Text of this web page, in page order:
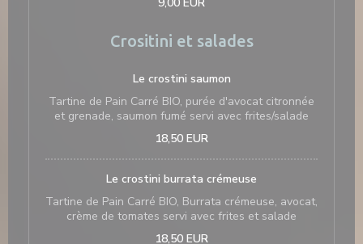
Crositini et salades
Le crostini saumon
Tartine de Pain Carré BIO, purée d'avocat citronnée
et grenade, saumon fumé servi avec frites/salade
18,50 EUR
Le crostini burrata crémeuse
Tartine de Pain Carré BIO, Burrata crémeuse, avocat,
crème de tomates servi avec frites et salade
18,50 EUR